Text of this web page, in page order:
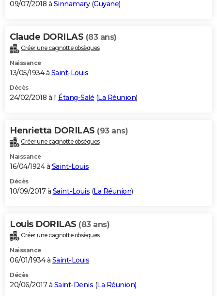
09/07/2018 à Sinnamary(Guyane)
Claude DORILAS (83 ans)
Créer une cagnotte obsèques
Naissance
13/05/1934 à Saint-Louis
Décès
24/02/2018 à l' Étang-Salé (La Réunion)
Henrietta DORILAS (93 ans)
Créer une cagnotte obsèques
Naissance
16/04/1924 à Saint-Louis
Décès
10/09/2017 à Saint-Louis (La Réunion)
Louis DORILAS (83 ans)
Créer une cagnotte obsèques
Naissance
06/01/1934 à Saint-Louis
Décès
20/06/2017 à Saint-Denis (La Réunion)